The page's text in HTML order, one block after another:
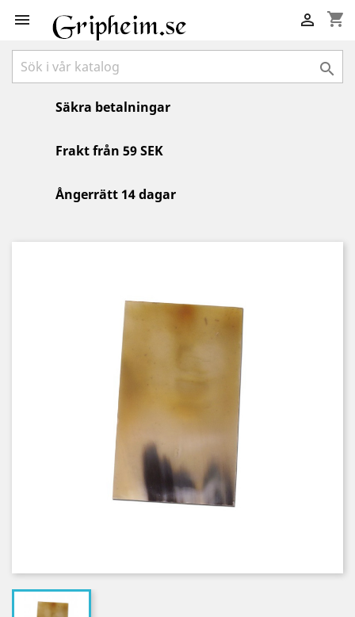
 shopping_cart


Säkra betalningar
Frakt från 59 SEK
Ångerrätt 14 dagar